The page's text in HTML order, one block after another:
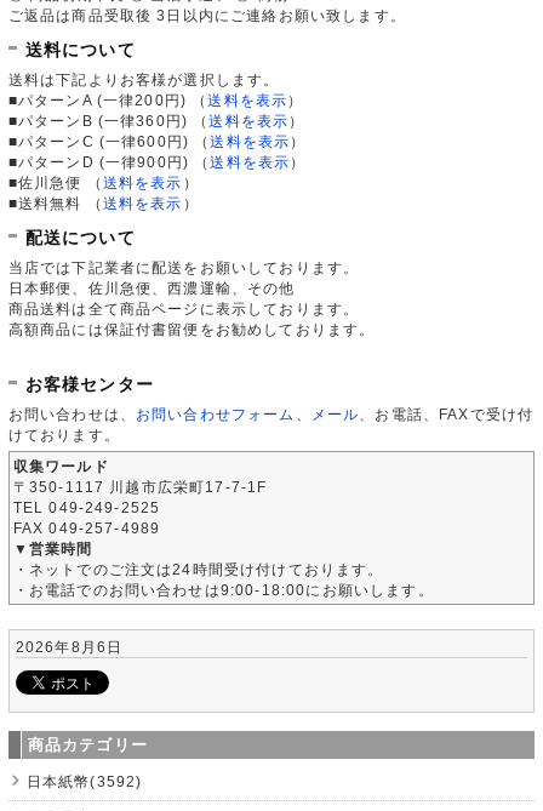
ご返品は商品受取後 3日以内にご連絡お願い致します。
送料について
送料は下記よりお客様が選択します。
■パターンA (一律200円)
（送料を表示 ）
■パターンB (一律360円)
（送料を表示 ）
■パターンC (一律600円)
（送料を表示 ）
■パターンD (一律900円)
（送料を表示 ）
■佐川急便
（ 送料を表示 ）
■送料無料
（ 送料を表示 ）
配送について
当店では下記業者に配送をお願いしております。
日本郵便、佐川急便、西濃運輸、その他
商品送料は全て商品ページに表示しております。
高額商品には保証付書留便をお勧めしております。
お客様センター
お問い合わせは、 お問い合わせフォーム メール 、お電話、FAXで受け付
けております。
収集ワールド
〒350-1117 川越市広栄町17-7-1F
TEL 049-249-2525
FAX 049-257-4989
▼営業時間
・ネットでのご注文は24時間受け付けております。
・お電話でのお問い合わせは9:00-18:00にお願いします。
2026年8月6日
商品カテゴリー
日本紙幣(3592)